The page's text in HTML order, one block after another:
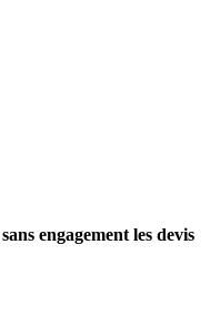
sans engagement les devis